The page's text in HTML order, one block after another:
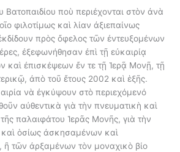
Βατοπαιδίου ποὺ περιέχονται στὸν ἀνὰ
φιλοτίμως καὶ λίαν ἀξιεπαίνως
πρὸς ὄφελος τῶν ἐντευξομένων
ἐξεφωνήθησαν ἐπὶ τῇ εὐκαιρίᾳ
καὶ ἐπισκέψεων ἔν τε τῇ Ἱερᾷ Μονῇ, τῇ
ἀπὸ τοῦ ἔτους 2002 καὶ ἑξῆς.
νὰ ἐγκύψουν στὸ περιεχόμενό
αὐθεντικὰ γιὰ τὴν πνευματικὴ καὶ
τῆς παλαιφάτου Ἱερᾶς Μονῆς, γιὰ τὴν
καὶ ὁσίως ἀσκησαμένων καὶ
τῶν ἀρξαμένων τὸν μοναχικὸ βίο